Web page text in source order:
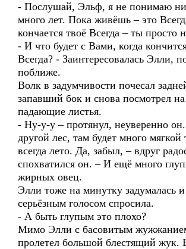
- Послушай, Эльф, я не понимаю
много лет. Пока живёшь – это
кончается твоё Всегда – ты просто
- И что будет с Вами, когда
Всегда? - Заинтересовалась Элли,
поближе.
Волк в задумчивости почесал
запавший бок и снова посмотрел на
падающие листья.
- Ну-у-у – протянул, неуверенно
другой лес, там будет много мягкой
всегда лето. Да, забыл, – вдруг
спохватился он. – И ещё много
жирных овец.
Элли тоже на минутку задумалась и
серьёзным голосом спросила.
- А быть глупым это плохо?
Мимо Элли с басовитым
пролетел большой блестящий жук.